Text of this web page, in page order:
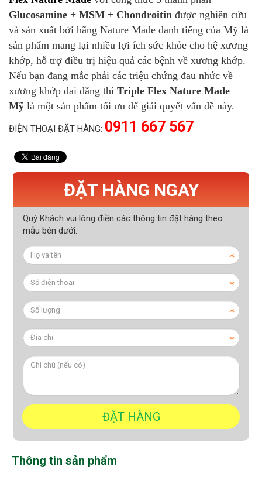
Glucosamine + MSM + Chondroitin được nghiên cứu
và sản xuất bởi hãng Nature Made danh tiếng của Mỹ là
sản phẩm mang lại nhiều lợi ích sức khỏe cho hệ xương
khớp, hỗ trợ điều trị hiệu quả các bệnh về xương khớp.
Nếu bạn đang mắc phải các triệu chứng đau nhức về
xương khớp dai dẳng thì Triple Flex Nature Made
Mỹ là một sản phẩm tối ưu để giải quyết vấn đề này.
ĐIỆN THOẠI ĐẶT HÀNG: 0911 667 567
ĐẶT HÀNG NGAY
Quý Khách vui lòng điền các thông tin đặt hàng theo
mẫu bên dưới:
Thông tin sản phẩm